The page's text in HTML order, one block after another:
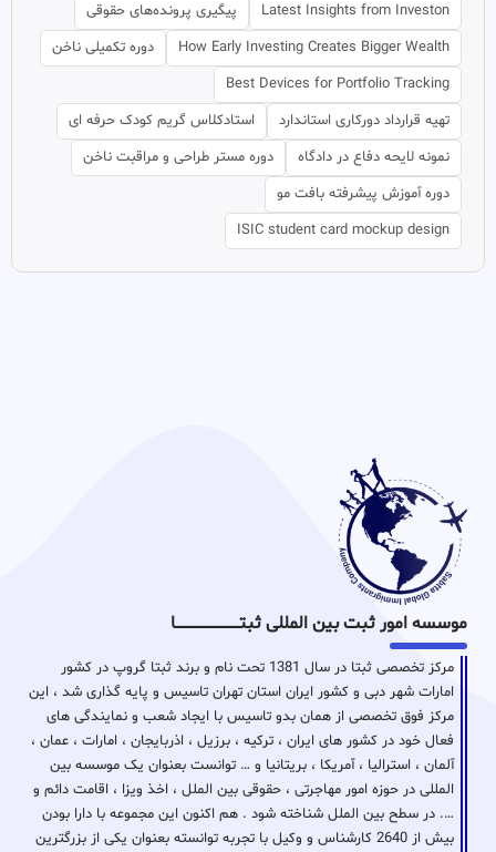
Latest Insights from Investon
پیگیری پرونده‌های حقوقی
How Early Investing Creates Bigger Wealth
دوره تکمیلی ناخن
Best Devices for Portfolio Tracking
تهیه قرارداد دورکاری استاندارد
استادکلاس گریم کودک حرفه ای
نمونه لایحه دفاع در دادگاه
دوره مستر طراحی و مراقبت ناخن
دوره آموزش پیشرفته بافت مو
ISIC student card mockup design
موسسه امور ثبت بین المللی ثبتـــــــــــــــــــــــــــــا
مرکز تخصصی ثبتا در سال 1381 تحت نام و برند ثبتا گروپ در کشور
امارات شهر دبی و کشور ایران استان تهران تاسیس و پایه گذاری شد ، این
مرکز فوق تخصصی از همان بدو تاسیس با ایجاد شعب و نمایندگی های
فعال خود در کشور های ایران ، ترکیه ، برزیل ، اذربایجان ، امارات ، عمان ،
آلمان ، استرالیا ، آمریکا ، بریتانیا و … توانست بعنوان یک موسسه بین
المللی در حوزه امور مهاجرتی ، حقوقی بین الملل ، اخذ ویزا ، اقامت دائم و
…. در سطح بین الملل شناخته شود . هم اکنون این مجموعه با دارا بودن
بیش از 2640 کارشناس و وکیل با تجربه توانسته بعنوان یکی از بزرگترین